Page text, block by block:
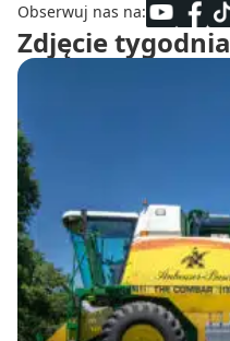
Obserwuj nas na:
Zdjęcie tygodnia